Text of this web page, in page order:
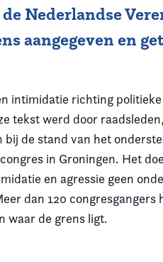
Nederlandse
aangegeven en
intimidatie richting
tekst werd door
de stand van het
in Groningen. Het
en agressie geen
dan 120 congresgangers
waar de grens ligt.